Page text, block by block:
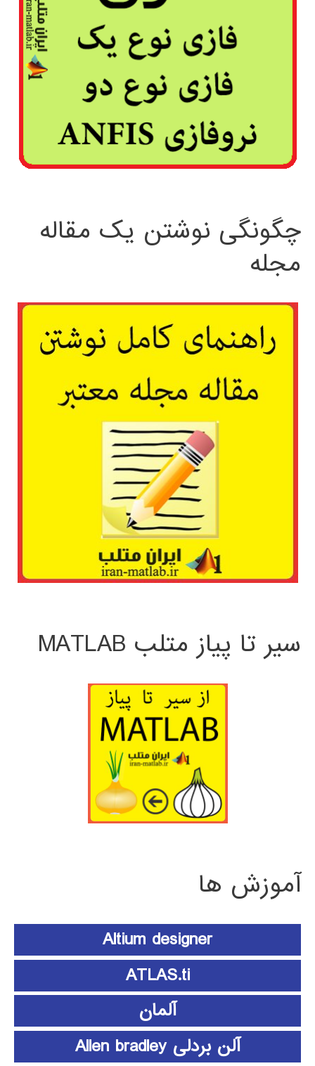
چگونگی نوشتن یک مقاله
مجله
سیر تا پیاز متلب MATLAB
آموزش ها
Altium designer
ATLAS.ti
آلمان
آلن بردلی Allen bradley